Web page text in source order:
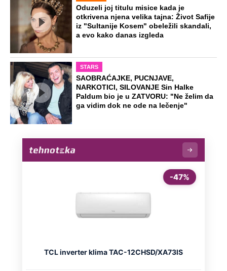
Oduzeli joj titulu misice kada je
otkrivena njena velika tajna: Život Safije
iz "Sultanije Kosem" obeležili skandali,
a evo kako danas izgleda
STARS
SAOBRAĆAJKE, PUCNJAVE,
NARKOTICI, SILOVANJE Sin Halke
Paldum bio je u ZATVORU: "Ne želim da
ga vidim dok ne ode na lečenje"